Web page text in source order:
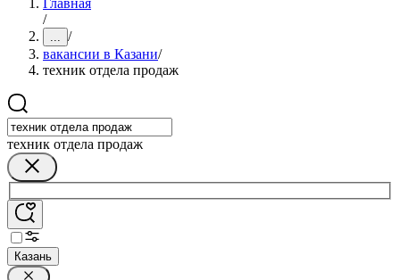
Главная
/
... /
вакансии в Казани/
техник отдела продаж
техник отдела продаж
Казань